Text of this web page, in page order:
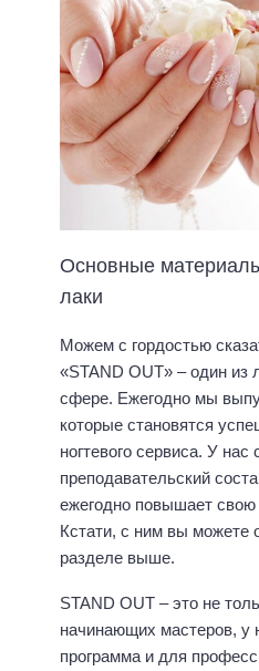
Основные
лаки
Можем с гордостью
«STAND OUT» – один из
сфере. Ежегодно мы
которые становятся
ногтевого сервиса. У нас
преподавательский
ежегодно повышает
Кстати, с ним вы можете
разделе выше.
STAND OUT – это не
начинающих мастеров, у
программа и для